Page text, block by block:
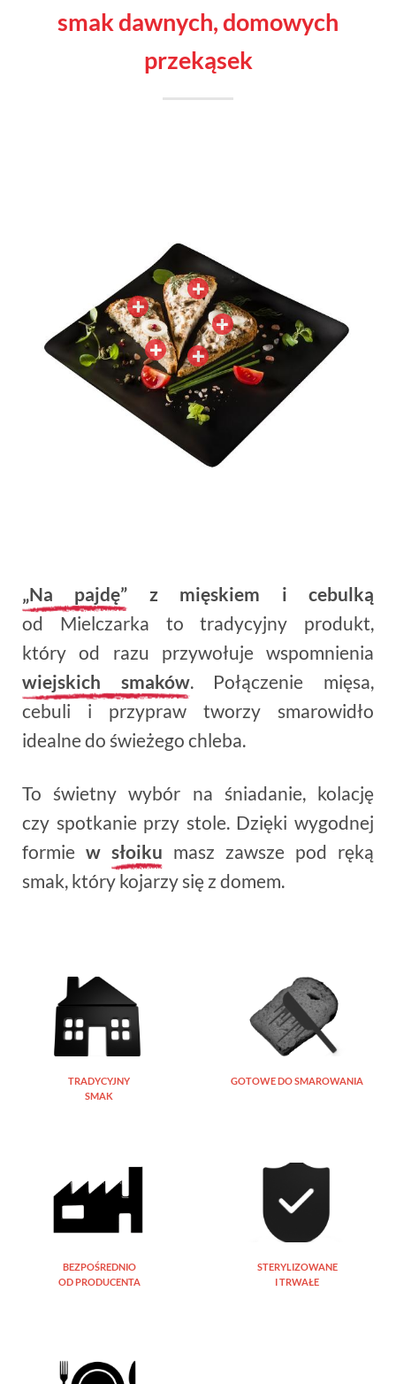
smak dawnych, domowych
przekąsek
„Na pajdę”
z mięskiem i cebulką
od Mielczarka to tradycyjny produkt,
który od razu przywołuje wspomnienia
wiejskich smaków. Połączenie mięsa,
cebuli i przypraw tworzy smarowidło
idealne do świeżego chleba.
To świetny wybór na śniadanie, kolację
czy spotkanie przy stole. Dzięki wygodnej
formie w słoiku masz zawsze pod ręką
smak, który kojarzy się z domem.
TRADYCYJNY
SMAK
GOTOWE DO SMAROWANIA
BEZPOŚREDNIO
OD PRODUCENTA
STERYLIZOWANE
I TRWAŁE